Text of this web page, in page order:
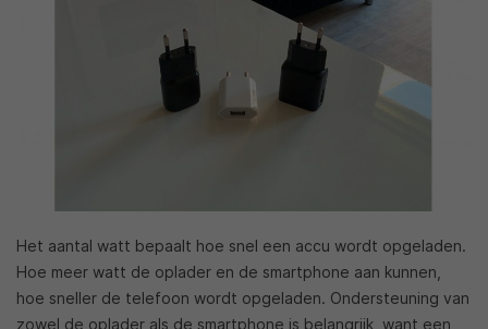
Het aantal watt bepaalt hoe snel een accu wordt opgeladen.
Hoe meer watt de oplader en de smartphone aan kunnen,
hoe sneller de telefoon wordt opgeladen. Ondersteuning van
zowel de oplader als de smartphone is belangrijk, want een